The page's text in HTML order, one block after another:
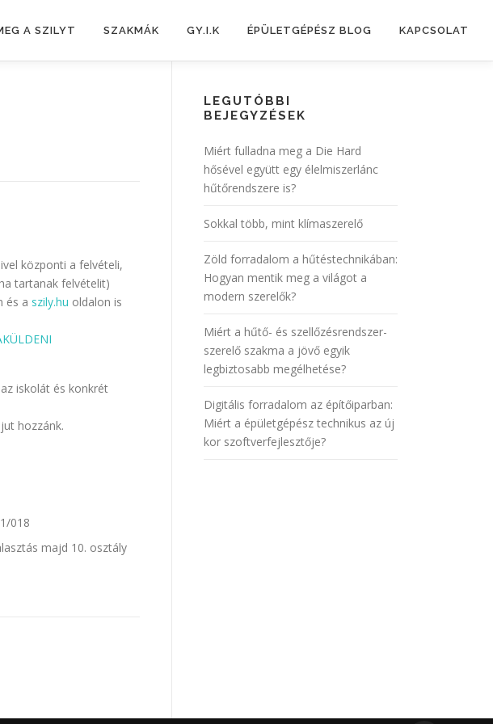
A SZILYT SZAKMÁK GY.I.K ÉPÜLETGÉPÉSZ BLOG KAPCSOLAT
központi a felvételi,
tartanak felvételit)
és a szily.hu oldalon is
iskolát és konkrét
hozzánk.
018
majd 10. osztály
LEGUTÓBBI
BEJEGYZÉSEK
Miért fulladna meg a Die Hard
hősével együtt egy élelmiszerlánc
hűtőrendszere is?
Sokkal több, mint klímaszerelő
Zöld forradalom a hűtéstechnikában:
Hogyan mentik meg a világot a
modern szerelők?
Miért a hűtő- és szellőzésrendszer-
szerelő szakma a jövő egyik
legbiztosabb megélhetése?
Digitális forradalom az építőiparban:
Miért a épületgépész technikus az új
kor szoftverfejlesztője?